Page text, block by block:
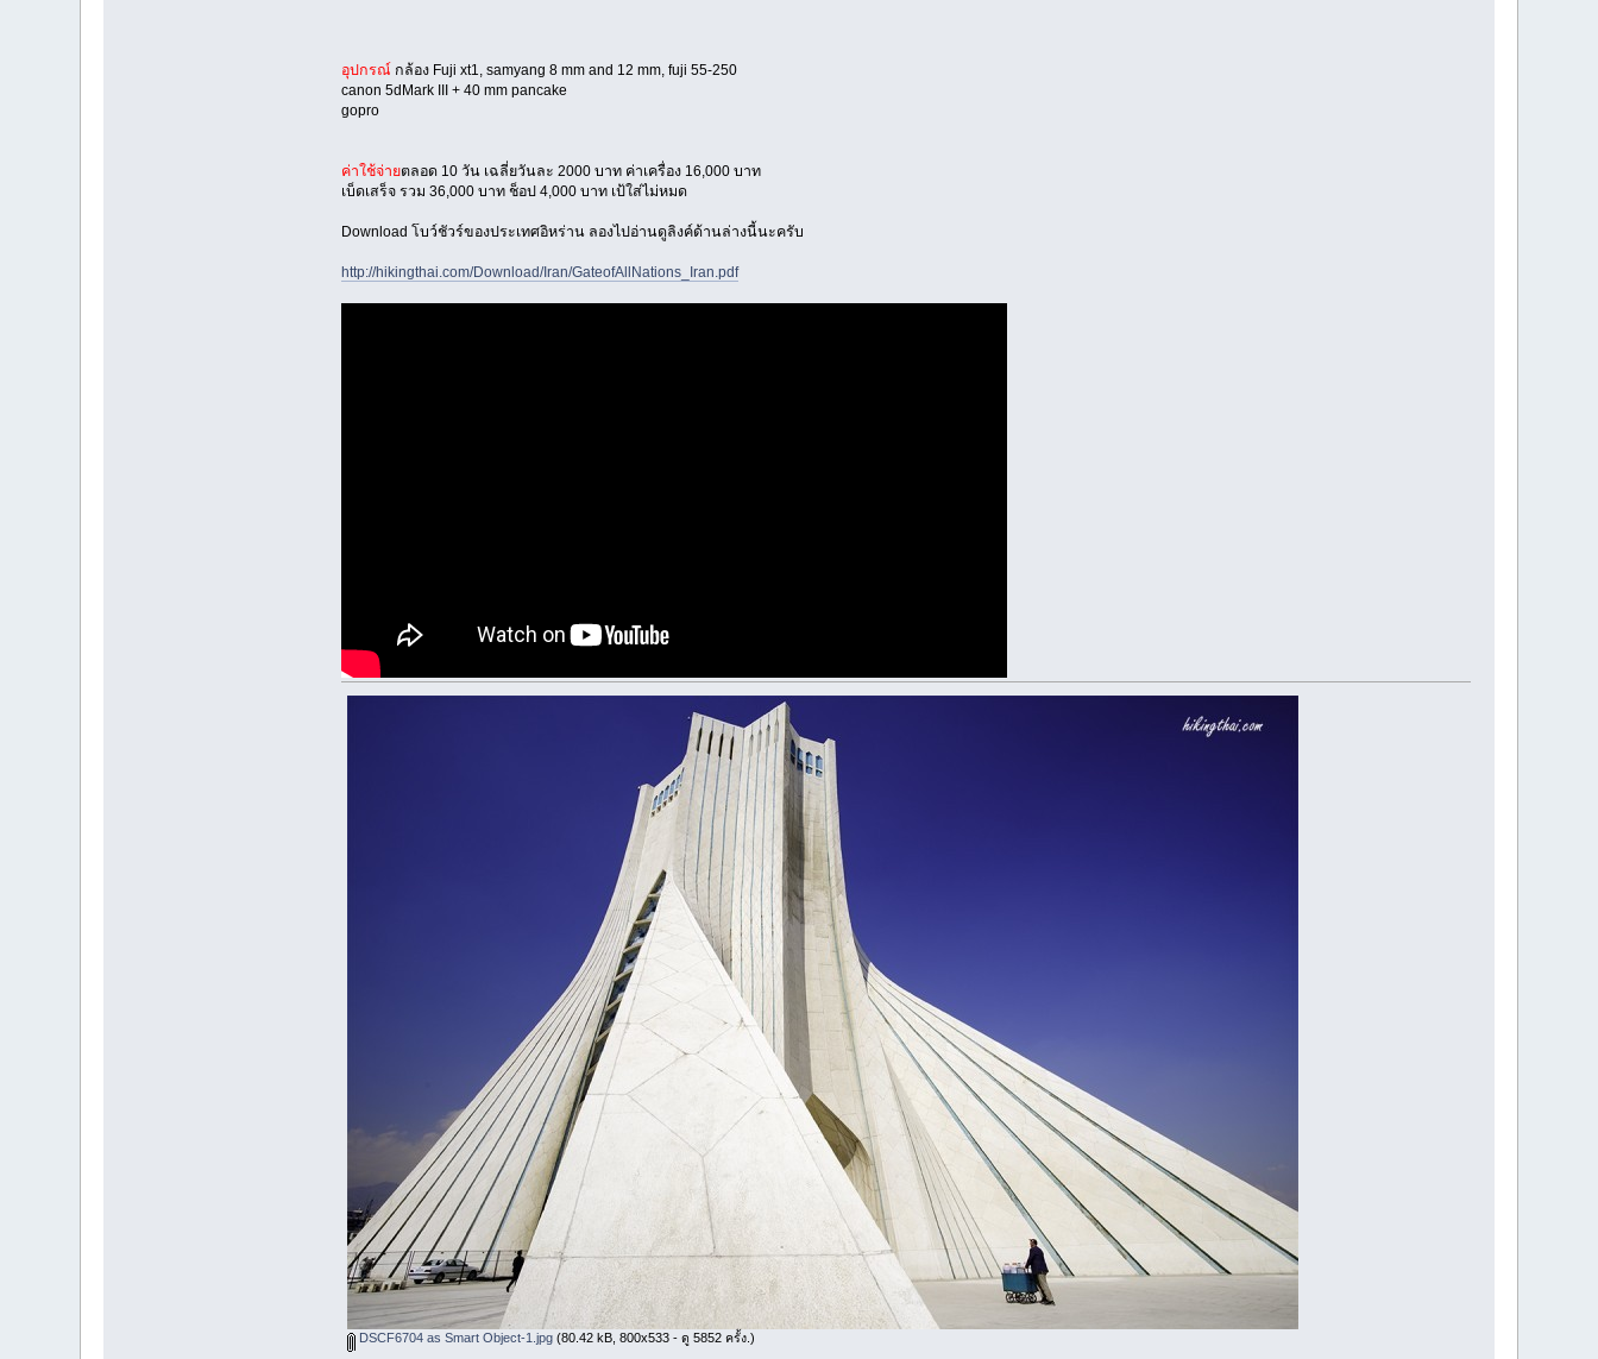
อุปกรณ์ กล้อง Fuji xt1, samyang 8 mm and 12 mm, fuji 55-250
canon 5dMark III + 40 mm pancake
gopro
ค่าใช้จ่ายตลอด 10 วัน เฉลี่ยวันละ 2000 บาท ค่าเครื่อง 16,000 บาท
เบ็ดเสร็จ รวม 36,000 บาท ช็อป 4,000 บาท เป้ใส่ไม่หมด
Download โบว์ชัวร์ของประเทศอิหร่าน ลองไปอ่านดูลิงค์ด้านล่างนี้นะครับ
http://hikingthai.com/Download/Iran/GateofAllNations_Iran.pdf
DSCF6704 as Smart Object-1.jpg (80.42 kB, 800x533 - ดู 5852 ครั้ง.)